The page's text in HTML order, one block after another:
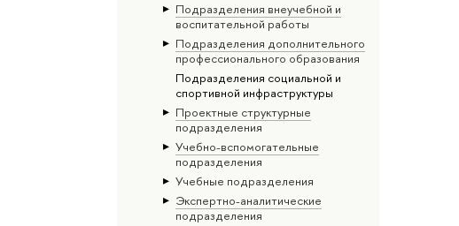
Подразделения внеучебной и
воспитательной работы
Подразделения дополнительного
профессионального образования
Подразделения социальной и
спортивной инфраструктуры
Проектные структурные
подразделения
Учебно-вспомогательные
подразделения
Учебные подразделения
Экспертно-аналитические
подразделения